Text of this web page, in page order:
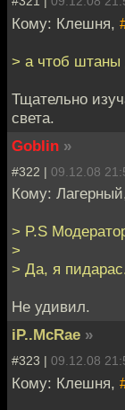
Кому: Клешня,
> а чтоб штаны
Тщательно
света.
Goblin »
#322 | 09.12.08
Кому:
> P.S
>
> Да, я
Не удивил.
iP..McRae »
#323 | 09.12.08
Кому: Клешня,